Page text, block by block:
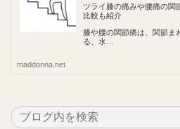
ツライ膝の痛みや腰痛の関
比較も紹介
膝や腰の関節痛は、関節ま
る、水…
maddonna.net